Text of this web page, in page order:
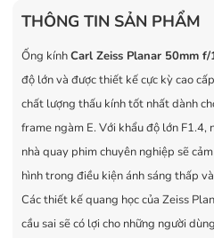
THÔNG TIN SẢN PHẨM
Ống kínhCarl Zeiss Planar 50mm
độ lớn và được thiết kế cực kỳ cao
chất lượng thấu kính tốt nhất dành
frame ngàm E. Với khẩu độ lớn F1.4,
nhà quay phim chuyên nghiệp sẽ
hình trong điều kiện ánh sáng thấp
Các thiết kế quang học của Zeiss
cầu sai sẽ có lợi cho những người